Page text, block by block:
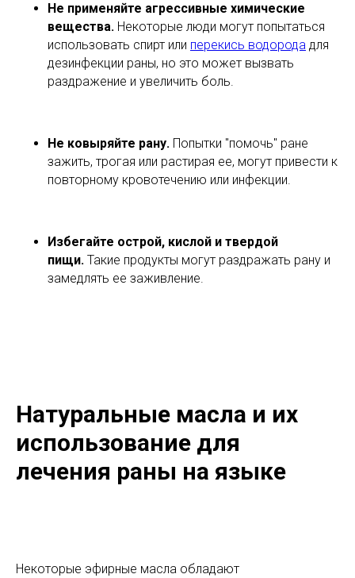
Не применяйте агрессивные химические
вещества. Некоторые люди могут попытаться
использовать спирт или перекись водорода для
дезинфекции раны, но это может вызвать
раздражение и увеличить боль.
Не ковыряйте рану. Попытки "помочь" ране
зажить, трогая или растирая ее, могут привести к
повторному кровотечению или инфекции.
Избегайте острой, кислой и твердой
пищи. Такие продукты могут раздражать рану и
замедлять ее заживление.
Натуральные масла и их
использование для
лечения раны на языке
Некоторые эфирные масла обладают